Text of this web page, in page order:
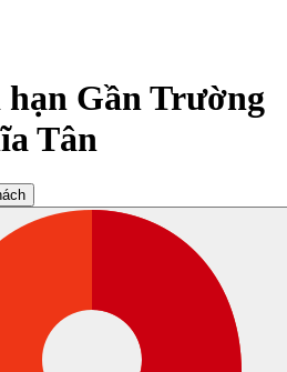
Gần Trường
Tân